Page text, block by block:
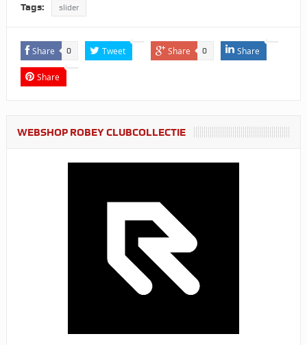
Tags: slider
Share 0 Tweet Share 0 Share
Share
WEBSHOP ROBEY CLUBCOLLECTIE